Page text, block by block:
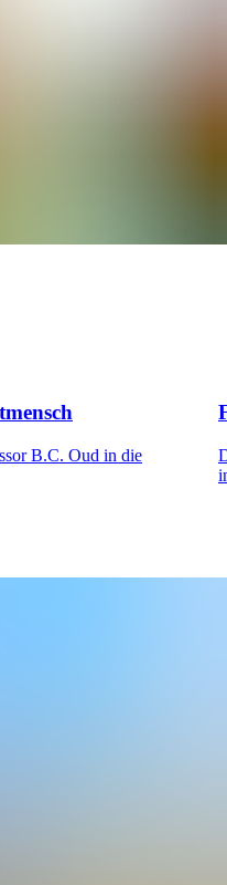
B.C. Oud in die